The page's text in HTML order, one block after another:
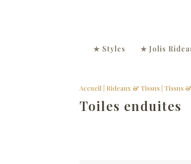
★ Styles ★ Jolis
Accueil Rideaux & Tissus Tissus
Toiles enduites